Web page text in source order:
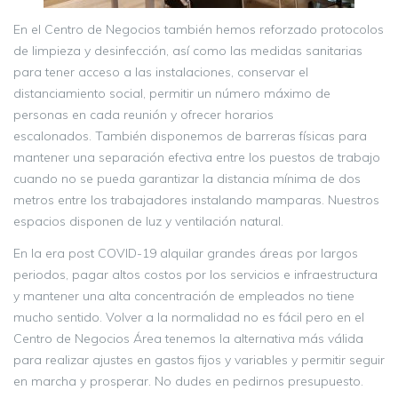
En el Centro de Negocios también hemos reforzado protocolos
de limpieza y desinfección, así como las medidas sanitarias
para tener acceso a las instalaciones, conservar el
distanciamiento social, permitir un número máximo de
personas en cada reunión y ofrecer horarios
escalonados. También disponemos de barreras físicas para
mantener una separación efectiva entre los puestos de trabajo
cuando no se pueda garantizar la distancia mínima de dos
metros entre los trabajadores instalando mamparas. Nuestros
espacios disponen de luz y ventilación natural.
En la era post COVID-19 alquilar grandes áreas por largos
periodos, pagar altos costos por los servicios e infraestructura
y mantener una alta concentración de empleados no tiene
mucho sentido. Volver a la normalidad no es fácil pero en el
Centro de Negocios Área tenemos la alternativa más válida
para realizar ajustes en gastos fijos y variables y permitir seguir
en marcha y prosperar. No dudes en pedirnos presupuesto.